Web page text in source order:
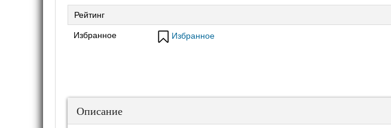
Рейтинг
Избранное Избранное
Описание